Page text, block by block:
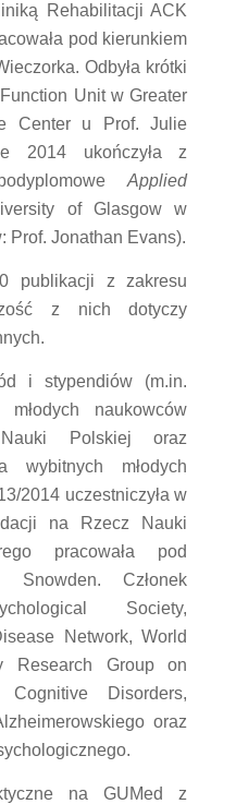
Rehabilitacji ACK
pod kierunkiem
Odbyła krótki
Unit w Greater
Center u Prof. Julie
2014 ukończyła z
Applied
of Glasgow w
Prof. Jonathan Evans).
publikacji z zakresu
z nich dotyczy
i stypendiów (m.in.
naukowców
Polskiej oraz
wybitnych młodych
2014 uczestniczyła w
na Rzecz Nauki
pracowała pod
Członek
Society,
Network, World
Research Group on
Disorders,
oraz
na GUMed z